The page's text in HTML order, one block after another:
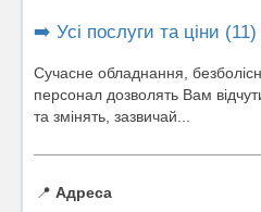
➡️ Усі послуги та ціни (11)
Сучасне обладнання,
персонал дозволять Вам
та змінять, зазвичай...
📍 Адреса